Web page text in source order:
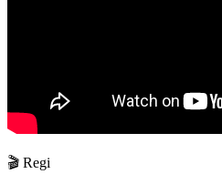
🎬 Regi